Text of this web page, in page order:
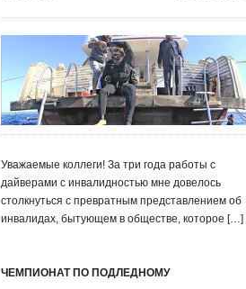
Уважаемые коллеги! За три года работы с
дайверами с инвалидностью мне довелось
столкнуться с превратным представлением об
инвалидах, бытующем в обществе, которое […]
ЧЕМПИОНАТ ПО ПОДЛЕДНОМУ